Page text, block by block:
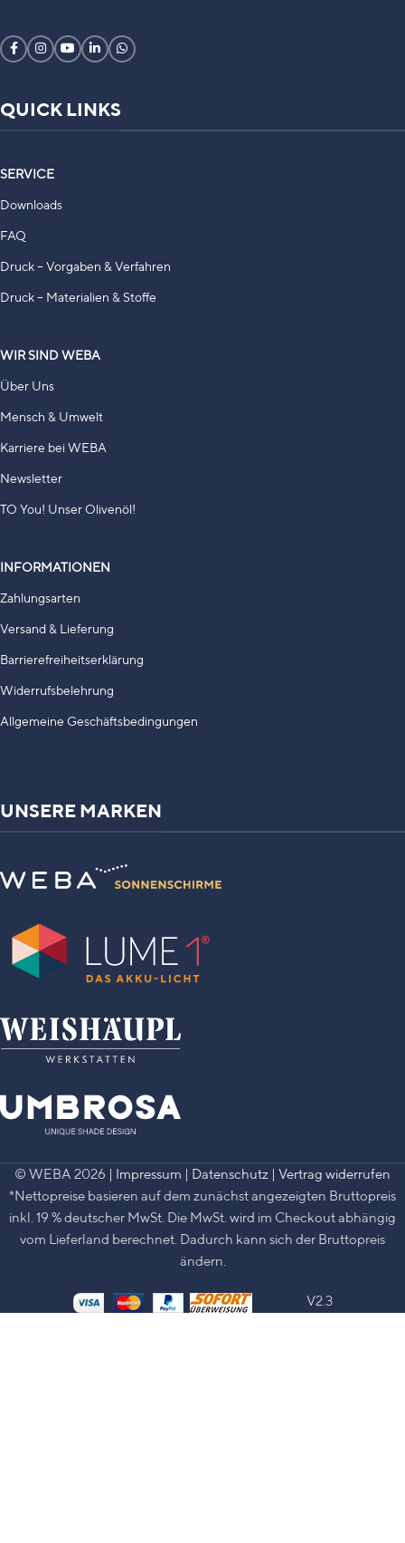
QUICK LINKS
SERVICE
Downloads
FAQ
Druck – Vorgaben & Verfahren
Druck – Materialien & Stoffe
WIR SIND WEBA
Über Uns
Mensch & Umwelt
Karriere bei WEBA
Newsletter
TO You! Unser Olivenöl!
INFORMATIONEN
Zahlungsarten
Versand & Lieferung
Barrierefreiheitserklärung
Widerrufsbelehrung
Allgemeine Geschäftsbedingungen
UNSERE MARKEN
© WEBA 2026 | Impressum | Datenschutz | Vertrag widerrufen
*Nettopreise basieren auf dem zunächst angezeigten Bruttopreis
inkl. 19 % deutscher MwSt. Die MwSt. wird im Checkout abhängig
vom Lieferland berechnet. Dadurch kann sich der Bruttopreis
ändern.
V2.3